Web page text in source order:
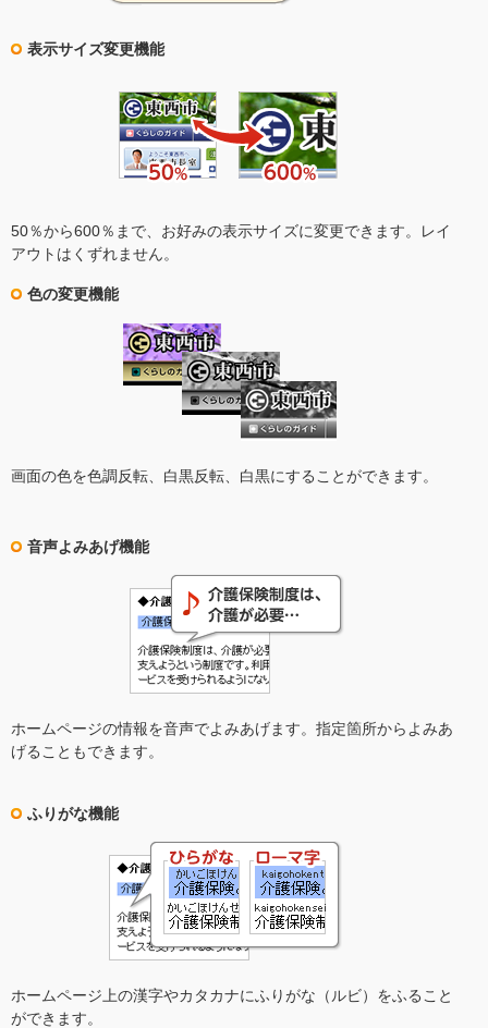
表示サイズ変更機能
50％から600％まで、お好みの表示サイズに変更できます。レイ
アウトはくずれません。
色の変更機能
画面の色を色調反転、白黒反転、白黒にすることができます。
音声よみあげ機能
ホームページの情報を音声でよみあげます。指定箇所からよみあ
げることもできます。
ふりがな機能
ホームページ上の漢字やカタカナにふりがな（ルビ）をふること
ができます。